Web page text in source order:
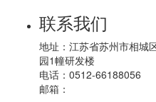
联系我们
地址： 江苏省苏州市相城
园1幢研发楼
电话： 0512-66188056
邮箱：